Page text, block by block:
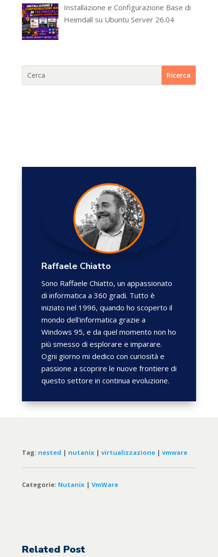
Installazione e Configurazione Base di
Heimdall su Ubuntu Server 26.04
Raffaele Chiatto
Sono Raffaele Chiatto, un appassionato
di informatica a 360 gradi. Tutto è
iniziato nel 1996, quando ho scoperto il
mondo dell'informatica grazie a
Windows 95, e da quel momento non ho
più smesso di esplorare e imparare.
Ogni giorno mi dedico con curiosità e
passione a scoprire le nuove frontiere di
questo settore in continua evoluzione.
Tag: nested | nutanix| virtualizzazione| vmware
Categorie: Nutanix| VmWare
Related Post